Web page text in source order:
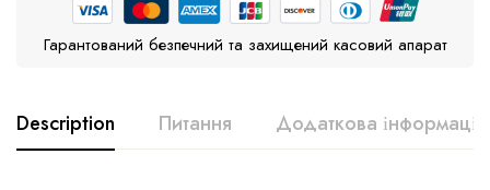
Гарантований безпечний та захищений касовий апарат
Description Питання Додаткова інформація